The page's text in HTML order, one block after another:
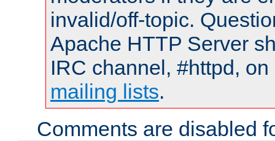
invalid/off-topic.
Apache HTTP Server
IRC channel, #httpd,
mailing lists.
Comments are disabled